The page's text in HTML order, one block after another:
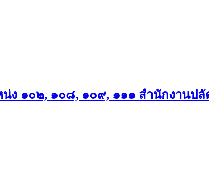
๑๐๒, ๑๐๘, ๑๐๙, ๑๑๑ สำนักงานปลั